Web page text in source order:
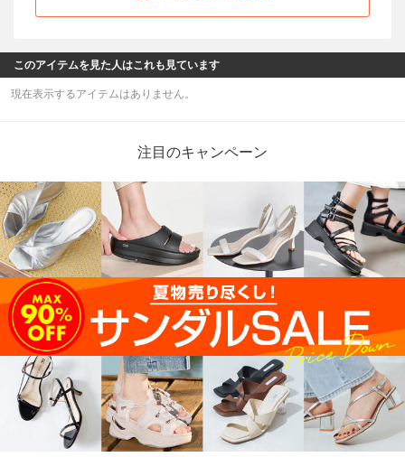
このアイテムを見た人はこれも見ています
現在表示するアイテムはありません。
注目のキャンペーン